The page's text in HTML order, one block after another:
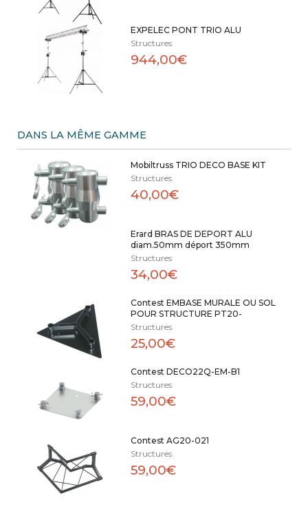
EXPELEC PONT TRIO ALU
Structures
944,00€
DANS LA MÊME GAMME
Mobiltruss TRIO DECO BASE KIT
Structures
40,00€
Erard BRAS DE DEPORT ALU
diam.50mm déport 350mm
Structures
34,00€
Contest EMBASE MURALE OU SOL
POUR STRUCTURE PT20-
Structures
25,00€
Contest DECO22Q-EM-B1
Structures
59,00€
Contest AG20-021
Structures
59,00€